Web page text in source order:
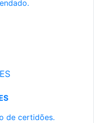
de certidões.